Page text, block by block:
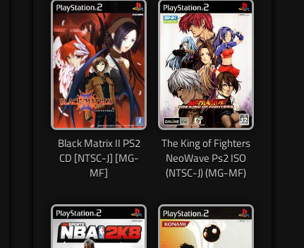
Black Matrix II PS2
CD [NTSC-J] [MG-
MF]
The King of Fighters
NeoWave Ps2 ISO
(NTSC-J) (MG-MF)